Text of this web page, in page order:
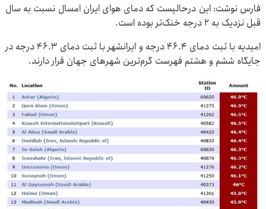
فارس نوشت: این درحالیست که دمای هوای ایران امسال نسبت به سال
قبل نزدیک به ۲ درجه خنک‌تر بوده است.
امیدیه با ثبت دمای ۴۶.۴ درجه و ایرانشهر با ثبت دمای ۴۶.۳ درجه در
جایگاه ششم و هشتم فهرست گرم‌ترین شهرهای جهان قرار دارند.